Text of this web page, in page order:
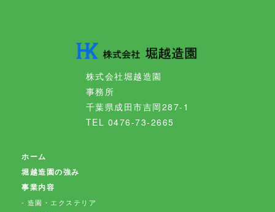
なうために必要な範囲で個人情報を利用します。 この
ついて適切な契約を締結し、適切な管理を要求いたし
従業員の監督方法
個人情報保護の重要性について、適時または定期的に
適切な教育を行っております。また、弊社が個人情報
株式会社堀越造園
事務所
千葉県成田市吉岡287-1
TEL 0476-73-2665
ホーム
堀越造園の強み
事業内容
造園・エクステリア